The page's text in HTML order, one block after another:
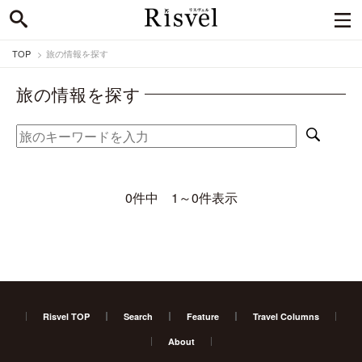
TOP 旅の情報を探す
旅の情報を探す
0件中 1～0件表示
Risvel TOP Search Feature Travel Columns
About